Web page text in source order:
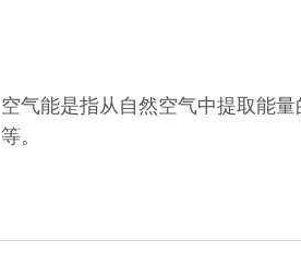
空气能是指从自然空气中提取能
等。